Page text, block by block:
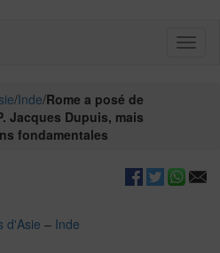
/Inde/Rome a posé de
Jacques Dupuis, mais
fondamentales
d'Asie – Inde